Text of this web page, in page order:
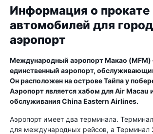
Информация о прокате
автомобилей для
аэропорт
Международный аэропорт Макао
единственный аэропорт,
Он расположен на острове Тайпа у
Аэропорт является хабом для Air Macau
обслуживания China Eastern Airlines.
Аэропорт имеет два терминала.
для международных рейсов, а Терминал